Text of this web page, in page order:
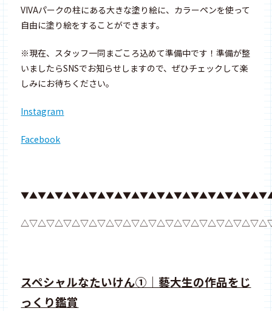
VIVAパークの柱にある大きな塗り絵に、カラーペンを使って
自由に塗り絵をすることができます。
※現在、スタッフ一同まごころ込めて準備中です！準備が整
いましたらSNSでお知らせしますので、ぜひチェックして楽
しみにお待ちください。
Instagram
Facebook
スペシャルなたいけん①｜藝大生の作品をじ
っくり鑑賞